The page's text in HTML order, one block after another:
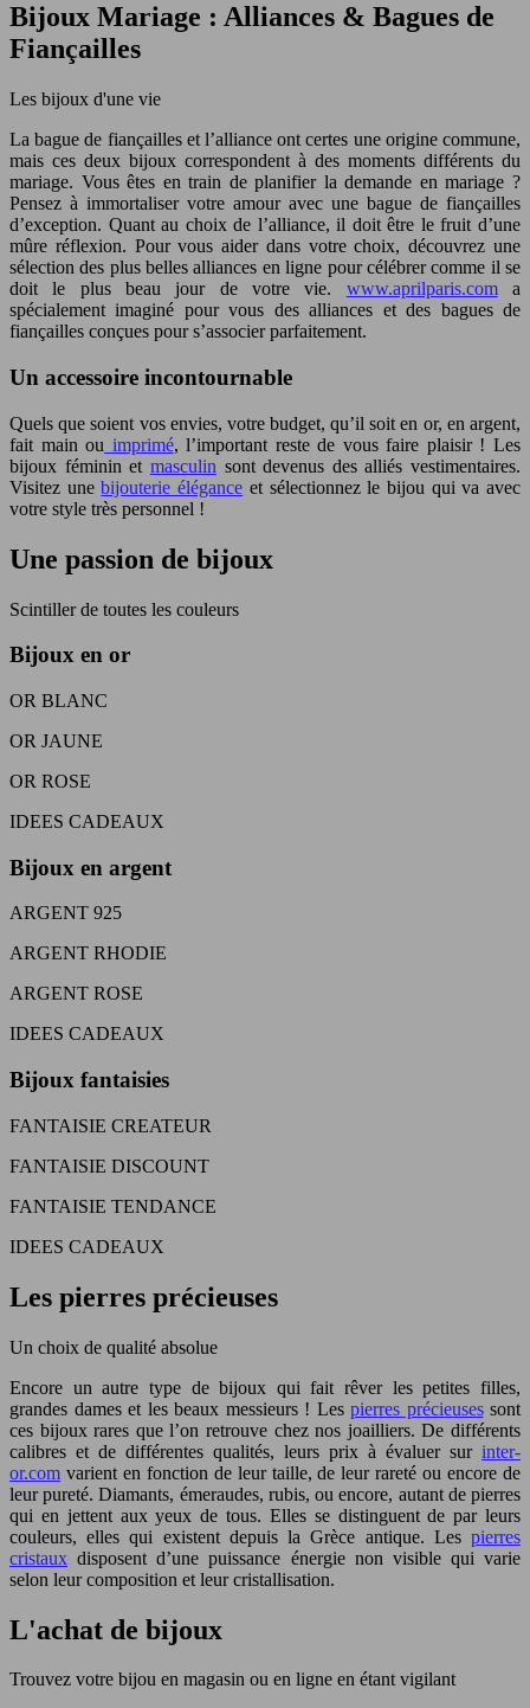
Bijoux Mariage : Alliances & Bagues de
Fiançailles
Les bijoux d'une vie
La bague de fiançailles et l’alliance ont certes une origine commune,
mais ces deux bijoux correspondent à des moments différents du
mariage. Vous êtes en train de planifier la demande en mariage ?
Pensez à immortaliser votre amour avec une bague de fiançailles
d’exception. Quant au choix de l’alliance, il doit être le fruit d’une
mûre réflexion. Pour vous aider dans votre choix, découvrez une
sélection des plus belles alliances en ligne pour célébrer comme il se
doit le plus beau jour de votre vie. www.aprilparis.coma
spécialement imaginé pour vous des alliances et des bagues de
fiançailles conçues pour s’associer parfaitement.
Un accessoire incontournable
Quels que soient vos envies, votre budget, qu’il soit en or, en argent,
fait main ou imprimé, l’important reste de vous faire plaisir ! Les
bijoux féminin et masculin sont devenus des alliés vestimentaires.
Visitez unebijouterie élégance et sélectionnez le bijou qui va avec
votre style très personnel !
Une passion de bijoux
Scintiller de toutes les couleurs
Bijoux en or
OR BLANC
OR JAUNE
OR ROSE
IDEES CADEAUX
Bijoux en argent
ARGENT 925
ARGENT RHODIE
ARGENT ROSE
IDEES CADEAUX
Bijoux fantaisies
FANTAISIE CREATEUR
FANTAISIE DISCOUNT
FANTAISIE TENDANCE
IDEES CADEAUX
Les pierres précieuses
Un choix de qualité absolue
Encore un autre type de bijoux qui fait rêver les petites filles,
grandes dames et les beaux messieurs ! Les pierres précieusessont
ces bijoux rares que l’on retrouve chez nos joailliers. De différents
calibres et de différentes qualités, leurs prix à évaluer sur inter-
or.com varient en fonction de leur taille, de leur rareté ou encore de
leur pureté. Diamants, émeraudes, rubis, ou encore, autant de pierres
qui en jettent aux yeux de tous. Elles se distinguent de par leurs
couleurs, elles qui existent depuis la Grèce antique. Les pierres
cristaux disposent d’une puissance énergie non visible qui varie
selon leur composition et leur cristallisation.
L'achat de bijoux
Trouvez votre bijou en magasin ou en ligne en étant vigilant